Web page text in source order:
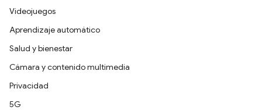
Videojuegos
Aprendizaje automático
Salud y bienestar
Cámara y contenido multimedia
Privacidad
5G